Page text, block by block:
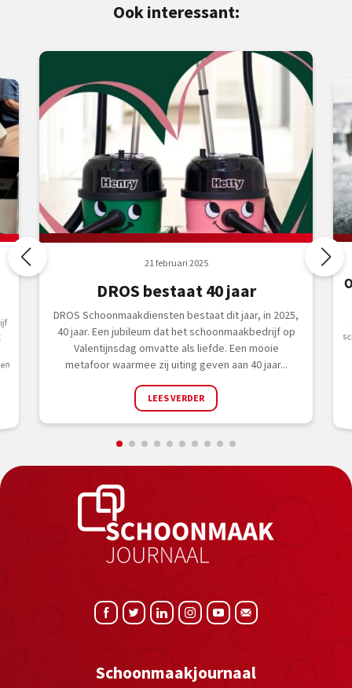
Ook interessant:
21 februari 2025
DROS bestaat 40 jaar
DROS Schoonmaakdiensten bestaat dit jaar, in 2025,
40 jaar. Een jubileum dat het schoonmaakbedrijf op
Valentijnsdag omvatte als liefde. Een mooie
metafoor waarmee zij uiting geven aan 40 jaar...
LEES VERDER
Schoonmaakjournaal